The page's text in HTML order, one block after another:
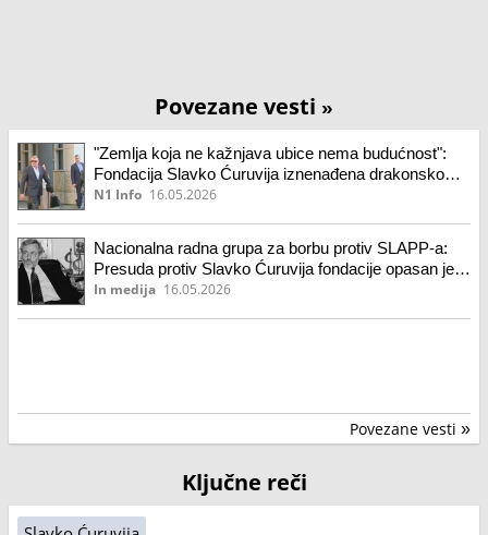
Povezane vesti »
"Zemlja koja ne kažnjava ubice nema budućnost":
Fondacija Slavko Ćuruvija iznenađena drakonskom
kaznom koju treba da plati bivšim članovima DB
N1 Info 16.05.2026
Nacionalna radna grupa za borbu protiv SLAPP-a:
Presuda protiv Slavko Ćuruvija fondacije opasan je
pritisak na slobodu izražavanja
In medija 16.05.2026
Povezane vesti »
Ključne reči